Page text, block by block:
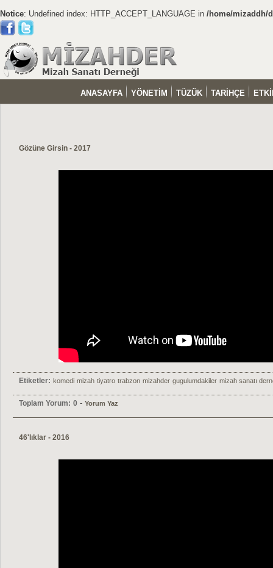
Notice: Undefined index: HTTP_ACCEPT_LANGUAGE in /home/mizaddh/
ANASAYFA YÖNETİM TÜZÜK TARİHÇE
Gözüne Girsin - 2017
Etiketler: komedi mizah tiyatro trabzon mizahder gugulumdakiler mizah sanatı
Toplam Yorum: 0 - Yorum Yaz
46'lıklar - 2016